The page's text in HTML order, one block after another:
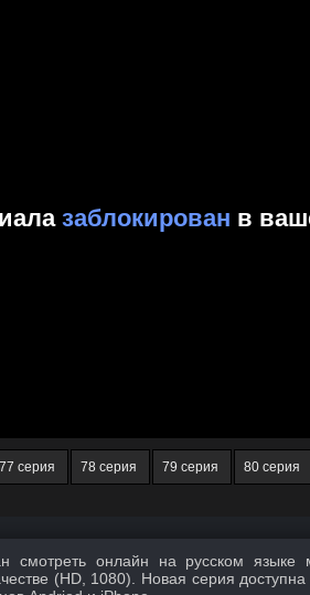
77 серия 78 серия 79 серия 80 серия
смотреть онлайн на русском
(HD, 1080). Новая серия